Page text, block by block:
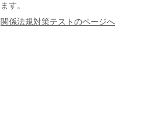
ます。
関係法規対策テストのページへ